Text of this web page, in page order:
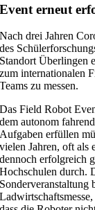
Event erneut
Nach drei Jahren
des
Standort Überlingen
zum internationalen
Teams zu messen.
Das Field Robot
dem autonom
Aufgaben erfüllen
vielen Jahren, oft als
dennoch erfolgreich
Hochschulen durch.
Sonderveranstaltung